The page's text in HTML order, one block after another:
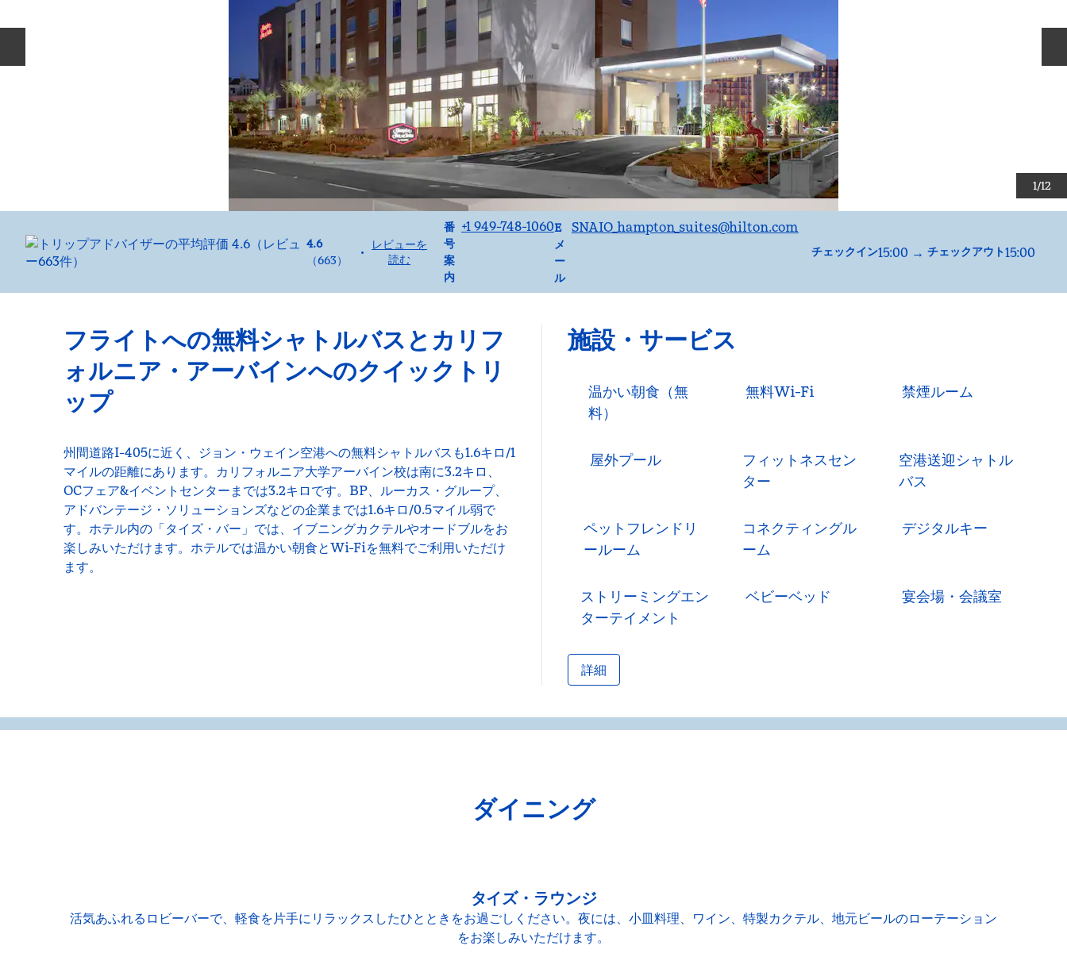
1/12
4.6
（663）
•
レビューを
読む
番
号
案
内
電話+1 949-748-1060E
メ
ー
ル
Eメール
SNAIO_hampton_suites@hilton.com
チェックイン15:00 → チェックアウト15:00
フライトへの無料シャトルバスとカリフ
ォルニア・アーバインへのクイックトリ
ップ
州間道路I-405に近く、ジョン・ウェイン空港への無料シャトルバスも1.6キロ/1
マイルの距離にあります。カリフォルニア大学アーバイン校は南に3.2キロ、
OCフェア&イベントセンターまでは3.2キロです。BP、ルーカス・グループ、
アドバンテージ・ソリューションズなどの企業までは1.6キロ/0.5マイル弱で
す。ホテル内の「タイズ・バー」では、イブニングカクテルやオードブルをお
楽しみいただけます。ホテルでは温かい朝食とWi-Fiを無料でご利用いただけ
ます。
施設・サービス
温かい朝食（無
料）
無料Wi-Fi 禁煙ルーム
屋外プール
フィットネスセン
ター
空港送迎シャトル
バス
ペットフレンドリ
ールーム
コネクティングル
ーム
デジタルキー
ストリーミングエン
ターテイメント
ベビーベッド 宴会場・会議室
詳細
ダイニング
タイズ・ラウンジ
活気あふれるロビーバーで、軽食を片手にリラックスしたひとときをお過ごしください。夜には、小皿料理、ワイン、特製カクテル、地元ビールのローテーション
をお楽しみいただけます。